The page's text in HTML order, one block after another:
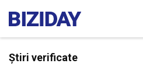
Știri verificate